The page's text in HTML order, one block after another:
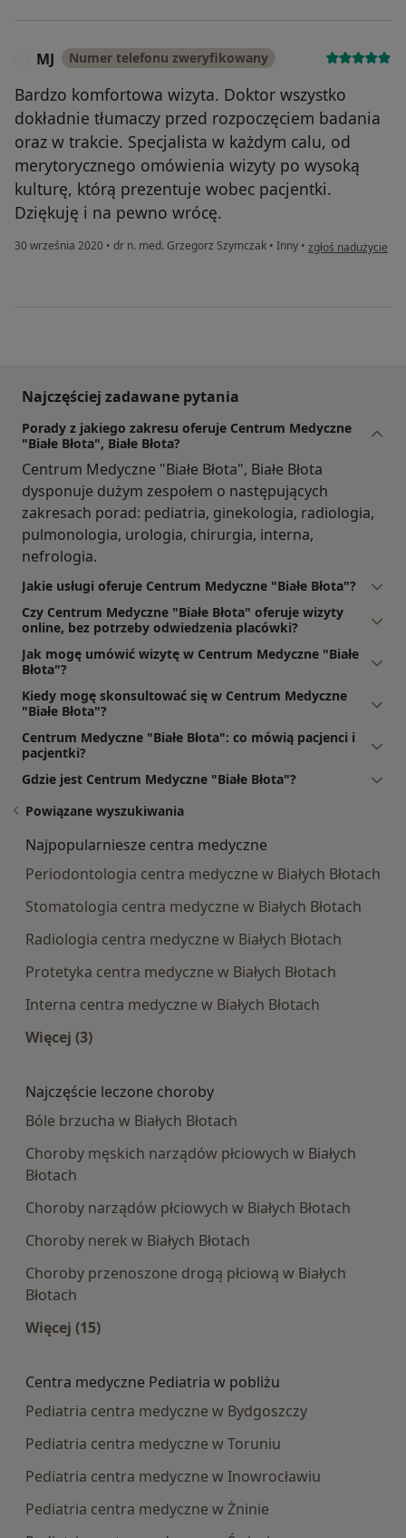
MJ Numer telefonu zweryfikowany
Bardzo komfortowa wizyta. Doktor wszystko
dokładnie tłumaczy przed rozpoczęciem badania
oraz w trakcie. Specjalista w każdym calu, od
merytorycznego omówienia wizyty po wysoką
kulturę, którą prezentuje wobec pacjentki.
Dziękuję i na pewno wrócę.
30 września 2020 • dr n. med. Grzegorz Szymczak • Inny • w opinii
zgłoś nadużycie
Najczęściej zadawane pytania
Porady z jakiego zakresu oferuje Centrum Medyczne
"Białe Błota", Białe Błota?
Centrum Medyczne "Białe Błota", Białe Błota
dysponuje dużym zespołem o następujących
zakresach porad: pediatria, ginekologia, radiologia,
pulmonologia, urologia, chirurgia, interna,
nefrologia.
Jakie usługi oferuje Centrum Medyczne "Białe Błota"?
Czy Centrum Medyczne "Białe Błota" oferuje wizyty
online, bez potrzeby odwiedzenia placówki?
Jak mogę umówić wizytę w Centrum Medyczne "Białe
Błota"?
Kiedy mogę skonsultować się w Centrum Medyczne
"Białe Błota"?
Centrum Medyczne "Białe Błota": co mówią pacjenci i
pacjentki?
Gdzie jest Centrum Medyczne "Białe Błota"?
Powiązane wyszukiwania
Najpopularniesze centra medyczne
Periodontologia centra medyczne w Białych Błotach
Stomatologia centra medyczne w Białych Błotach
Radiologia centra medyczne w Białych Błotach
Protetyka centra medyczne w Białych Błotach
Interna centra medyczne w Białych Błotach
Więcej (3)
Najczęście leczone choroby
Bóle brzucha w Białych Błotach
Choroby męskich narządów płciowych w Białych
Błotach
Choroby narządów płciowych w Białych Błotach
Choroby nerek w Białych Błotach
Choroby przenoszone drogą płciową w Białych
Błotach
Więcej (15)
Centra medyczne Pediatria w pobliżu
Pediatria centra medyczne w Bydgoszczy
Pediatria centra medyczne w Toruniu
Pediatria centra medyczne w Inowrocławiu
Pediatria centra medyczne w Żninie